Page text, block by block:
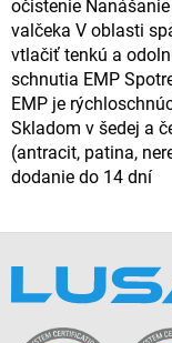
očistenie
valčeka V oblasti
vtlačiť tenkú a
schnutia EMP
EMP je
Skladom v šedej a
(antracit, patina,
dodanie do 14 dní